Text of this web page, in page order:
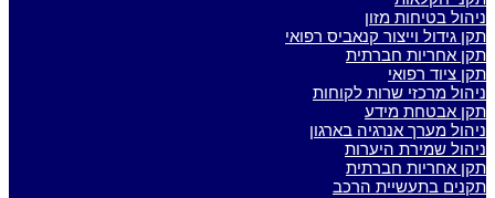
ניהול בטיחות מזון
תקן גידול וייצור קנאביס רפואי
תקן אחריות חברתית
תקן ציוד רפואי
ניהול מרכזי שרות לקוחות
תקן אבטחת מידע
ניהול מערך אנרגיה בארגון
ניהול שמירת היערות
תקן אחריות חברתית
תקנים בתעשיית הרכב